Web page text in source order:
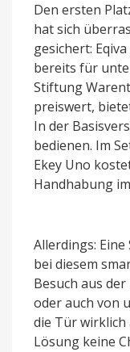
Den ersten
hat sich
gesichert:
bereits für
Stiftung
preiswert,
In der
bedienen. Im
Ekey Uno
Handhabung
Allerdings:
bei diesem
Besuch aus
oder auch von
die Tür wirklich
Lösung keine